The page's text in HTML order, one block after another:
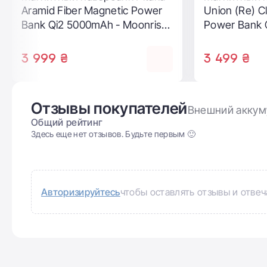
[павербанк] Anker Prime
Power Bank 20K 220W
7 099 ₴
Power Bank
Black Stone
5 499 ₴
Отзывы покупателейВнешний
Общий рейтинг
Здесь еще нет отзывов. Будьте первым 🙂
Авторизируйтесьчтобы оставлять отзывы и